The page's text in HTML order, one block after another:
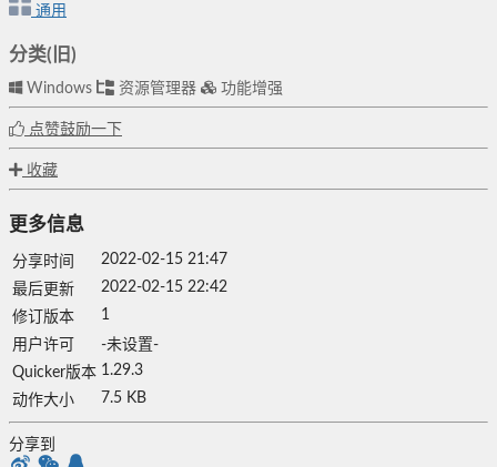
通用
分类(旧)
Windows 资源管理器 功能增强
点赞鼓励一下
收藏
更多信息
分享时间
2022-02-15 21:47
最后更新
2022-02-15 22:42
修订版本
1
用户许可
-未设置-
Quicker版本 1.29.3
动作大小
7.5 KB
分享到